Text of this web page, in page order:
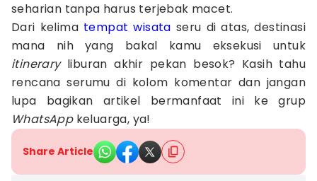
seharian tanpa harus terjebak macet.
Dari kelima tempat wisata seru di atas, destinasi
mana nih yang bakal kamu eksekusi untuk
itineraryliburan akhir pekan besok? Kasih tahu
rencana serumu di kolom komentar dan jangan
lupa bagikan artikel bermanfaat ini ke grup
WhatsAppkeluarga, ya!
Share Article